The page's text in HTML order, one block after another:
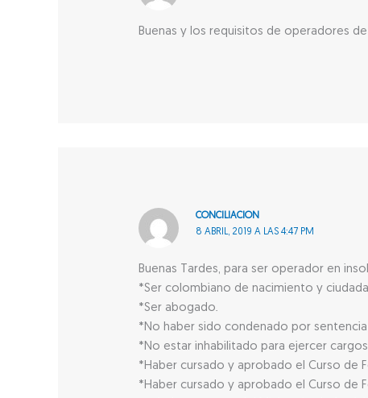
Buenas y los requisitos de operadores
CONCILIACION
8 ABRIL, 2019 A LAS 4:47 PM
Buenas Tardes, para ser operador en
*Ser colombiano de nacimiento y
*Ser abogado.
*No haber sido condenado por
*No estar inhabilitado para ejercer
*Haber cursado y aprobado el Curso de
*Haber cursado y aprobado el Curso de